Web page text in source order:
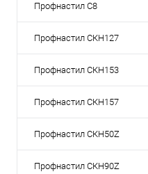
Профнастил С8
Профнастил СКН127
Профнастил СКН153
Профнастил СКН157
Профнастил СКН50Z
Профнастил СКН90Z